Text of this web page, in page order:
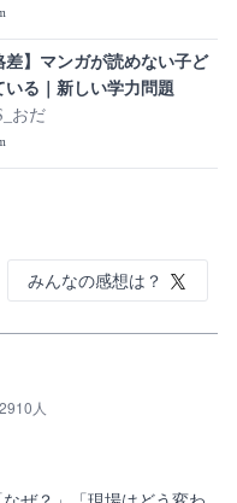
差】マンガが読めない子ど
いる｜新しい学力問題
おだ
みんなの感想は？
人